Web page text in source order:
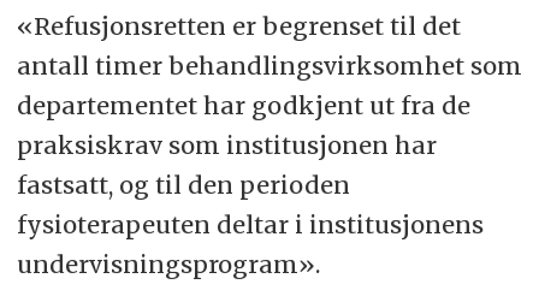
«Refusjonsretten er begrenset til det
antall timer behandlingsvirksomhet som
departementet har godkjent ut fra de
praksiskrav som institusjonen har
fastsatt, og til den perioden
fysioterapeuten deltar i institusjonens
undervisningsprogram».